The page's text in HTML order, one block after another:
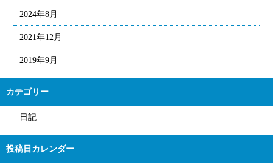
2024年8月
2021年12月
2019年9月
カテゴリー
日記
投稿日カレンダー